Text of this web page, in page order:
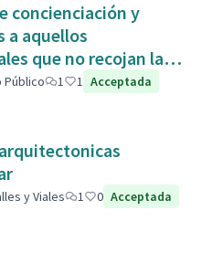
concienciación y
a aquellos
que no recojan las
responsabili
Público 1 1 Acceptada
y Viales 1 0 Acceptada